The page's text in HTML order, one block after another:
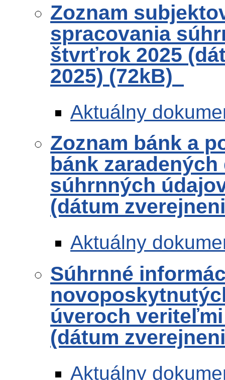
Zoznam
spracovania
štvrťrok 2025
2025) (72kB)
Aktuálny
Zoznam bánk a
bánk
súhrnných
(dátum
Aktuálny
Súhrnné
úveroch
(dátum
Aktuálny